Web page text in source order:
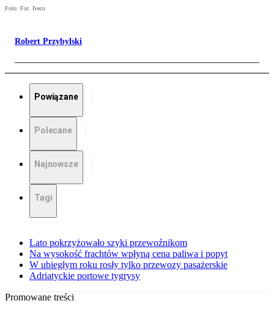
Foto: Fot. Iveco
Robert Przybylski
Powiązane
Polecane
Najnowsze
Tagi
Lato pokrzyżowało szyki przewoźnikom
Na wysokość frachtów wpłyną cena paliwa i popyt
W ubiegłym roku rosły tylko przewozy pasażerskie
Adriatyckie portowe tygrysy
Promowane treści